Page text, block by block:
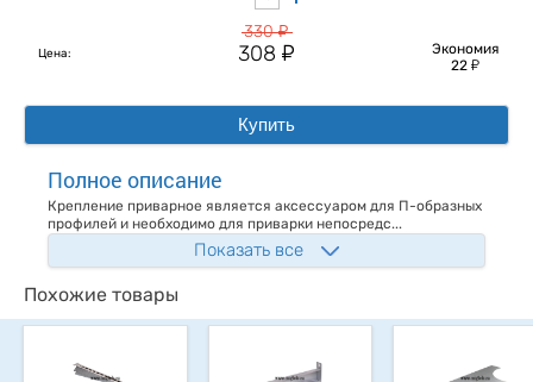
Цена:
330у
308у
Экономия
22у
Купить
Полное описание
Крепление приварное является аксессуаром для П-образных
профилей и необходимо для приварки непосредс...
Показать все
Похожие товары